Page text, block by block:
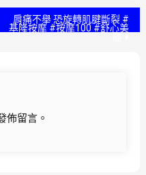
肩痛不舉 恐旋轉肌腱斷裂 #
基隆按摩 #按摩100 #舒心美
佈留言。